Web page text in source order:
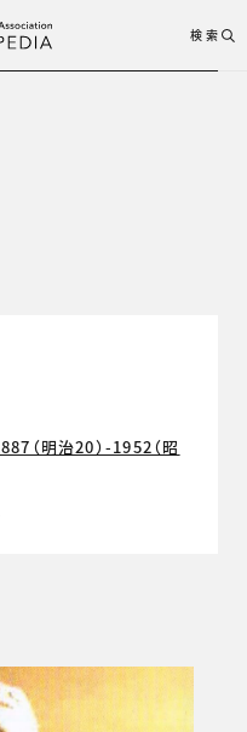
検索
（明治20）-1952（昭